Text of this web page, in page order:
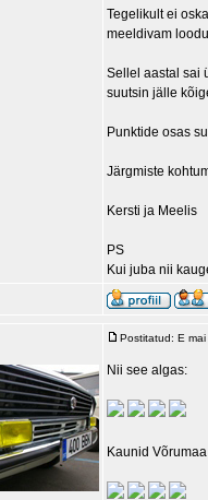
Tegelikult ei
meeldivam
Sellel aastal sai
suutsin jälle
Punktide osas
Järgmiste
Kersti ja Meelis
PS
Kui juba nii
Postitatud: E
Nii see algas:
Kaunid